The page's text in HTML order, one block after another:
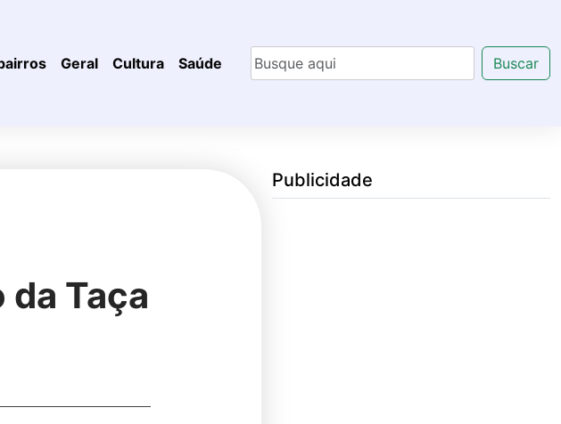
Geral Cultura Saúde Buscar
Taça
Publicidade